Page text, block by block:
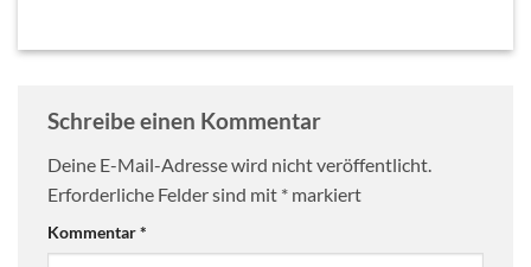
Schreibe einen Kommentar
Deine E-Mail-Adresse wird nicht veröffentlicht.
Erforderliche Felder sind mit * markiert
Kommentar*